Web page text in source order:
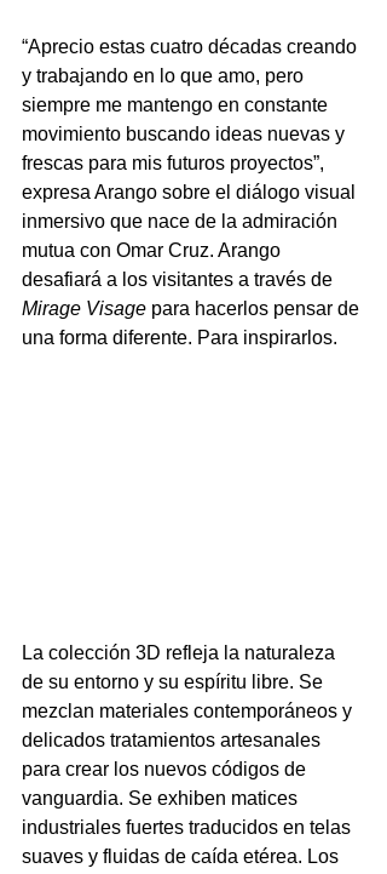
“Aprecio estas cuatro décadas creando
y trabajando en lo que amo, pero
siempre me mantengo en constante
movimiento buscando ideas nuevas y
frescas para mis futuros proyectos”,
expresa Arango sobre el diálogo visual
inmersivo que nace de la admiración
mutua con Omar Cruz. Arango
desafiará a los visitantes a través de
Mirage Visage para hacerlos pensar de
una forma diferente. Para inspirarlos.
La colección 3D refleja la naturaleza
de su entorno y su espíritu libre. Se
mezclan materiales contemporáneos y
delicados tratamientos artesanales
para crear los nuevos códigos de
vanguardia. Se exhiben matices
industriales fuertes traducidos en telas
suaves y fluidas de caída etérea. Los